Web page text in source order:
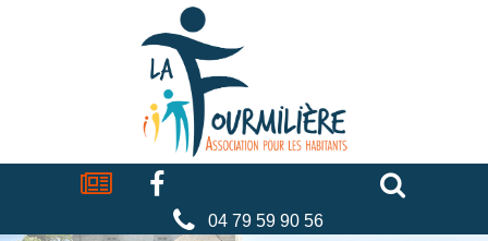
La
fourmilière
Actualités Facebook
04 79 59 90 56
Cookies management panel